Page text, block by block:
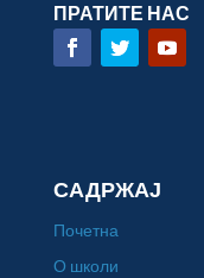
ПРАТИТЕ НАС
САДРЖАЈ
Почетна
О школи